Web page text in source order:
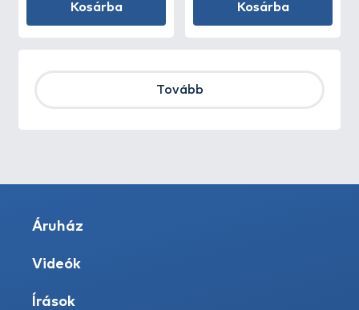
Kosárba Kosárba
Tovább
Áruház
Videók
Írások